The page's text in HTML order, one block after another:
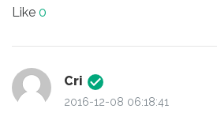
Like 0
Cri
2016-12-08 06:18:41